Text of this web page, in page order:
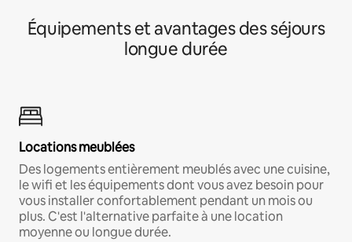
Équipements et avantages des séjours
longue durée
Locations meublées
Des logements entièrement meublés avec une cuisine,
le wifi et les équipements dont vous avez besoin pour
vous installer confortablement pendant un mois ou
plus. C'est l'alternative parfaite à une location
moyenne ou longue durée.